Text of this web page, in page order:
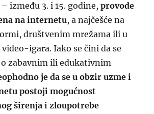
između 3. i 15. godine,provode
na internetu, a najčešće na
društvenim mrežama ili u
igara. Iako se čini da se
o zabavnim ili edukativnim
je da se u obzir uzme i
postoji mogućnost
širenja i zloupotrebe